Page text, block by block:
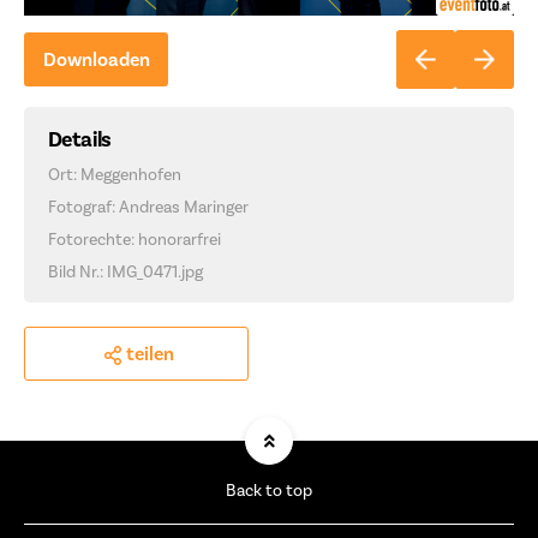
Downloaden
Details
Ort: Meggenhofen
Fotograf: Andreas Maringer
Fotorechte: honorarfrei
Bild Nr.: IMG_0471.jpg
teilen
Back to top